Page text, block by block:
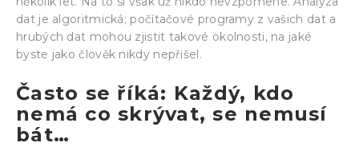
dat je algoritmická; počítačové programy z vašich dat a
hrubých dat mohou zjistit takové okolnosti, na jaké
byste jako člověk nikdy nepřišel.
Často se říká: Každý, kdo
nemá co skrývat, se nemusí
bát…